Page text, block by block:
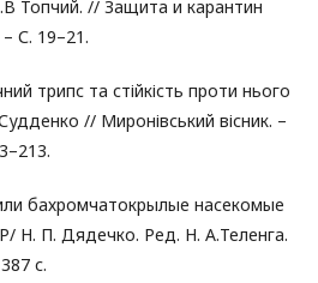
Топчий. // Защита и карантин
С. 19–21.
трипс та стійкість проти нього
// Миронівський вісник. –
бахромчатокрылые насекомые
Н. П. Дядечко. Ред. Н. А.Теленга.
с.